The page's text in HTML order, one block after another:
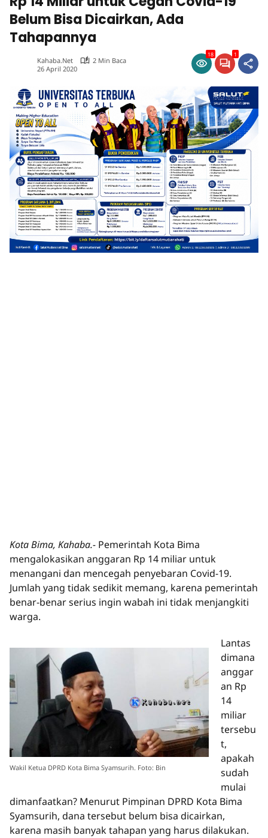
Belum Bisa Dicairkan, Ada
Tahapannya
Kahaba.net
2 Min Baca
26 April 2020
18 1
Kota Bima, Kahaba.- Pemerintah Kota Bima
mengalokasikan anggaran Rp 14 miliar untuk
menangani dan mencegah penyebaran Covid-19.
Jumlah yang tidak sedikit memang, karena pemerintah
benar-benar serius ingin wabah ini tidak menjangkiti
warga.
Wakil Ketua DPRD Kota Bima Syamsurih. Foto: Bin
Lantas
dimana
anggar
an Rp
14
miliar
tersebu
t,
apakah
sudah
mulai
dimanfaatkan? Menurut Pimpinan DPRD Kota Bima
Syamsurih, dana tersebut belum bisa dicairkan,
karena masih banyak tahapan yang harus dilakukan.